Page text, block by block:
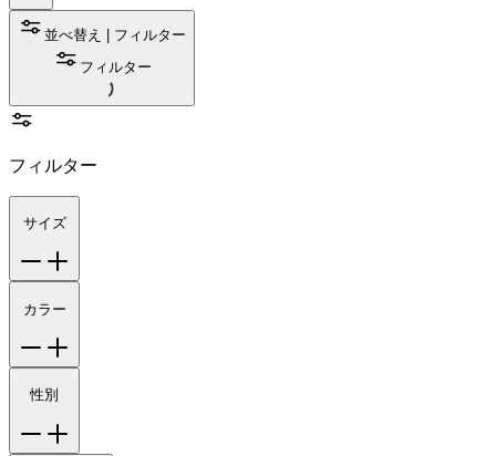
並べ替え | フィルター
フィルター
フィルター
サイズ
カラー
性別